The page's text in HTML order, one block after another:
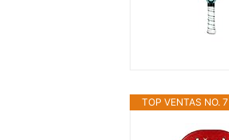
TOP VENTAS NO. 7